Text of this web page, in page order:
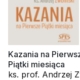
Kazania na
Piątki miesiąca
ks. prof. Andrzej